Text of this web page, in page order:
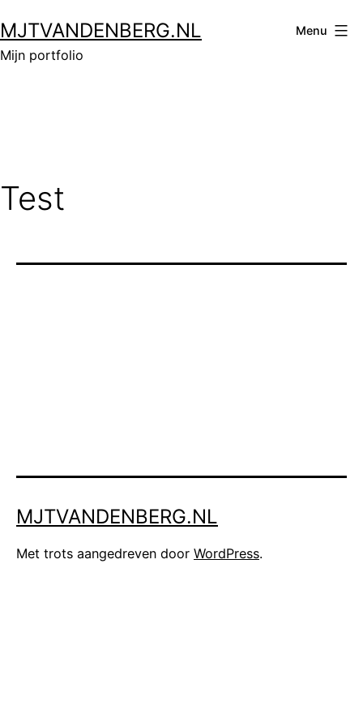
naar
de
MJTVANDENBERG.NL
Mijn portfolio
Menu
Test
MJTVANDENBERG.NL
Met trots aangedreven door WordPress.